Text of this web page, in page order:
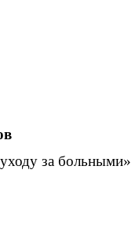
за больными»